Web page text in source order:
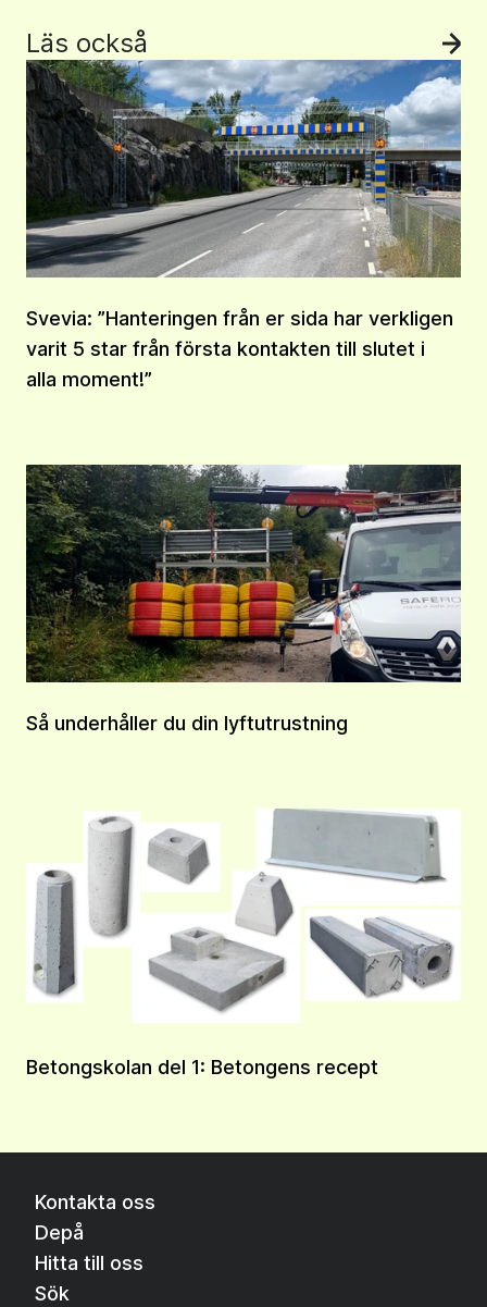
Läs också Se
Svevia: ”Hanteringen från er sida har verkligen
varit 5 star från första kontakten till slutet i
alla moment!”
Så underhåller du din lyftutrustning
Betongskolan del 1: Betongens recept
Kontakta oss
Depå
Hitta till oss
Sök